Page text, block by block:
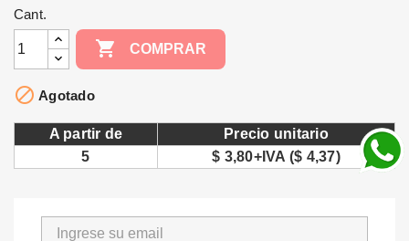
Cant.
 COMPRAR
 Agotado
A partir de
Precio unitario
5
$ 3,80+IVA ($ 4,37)